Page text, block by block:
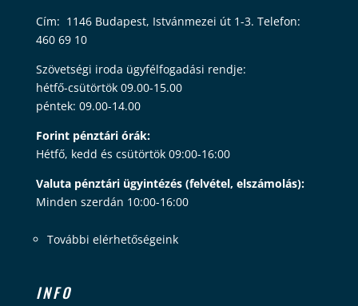
Cím: 1146 Budapest, Istvánmezei út 1-3. Telefon:
460 69 10
Szövetségi iroda ügyfélfogadási rendje:
hétfő-csütörtök 09.00-15.00
péntek: 09.00-14.00
Forint pénztári órák:
Hétfő, kedd és csütörtök 09:00-16:00
Valuta pénztári ügyintézés (felvétel, elszámolás):
Minden szerdán 10:00-16:00
További elérhetőségeink
INFO